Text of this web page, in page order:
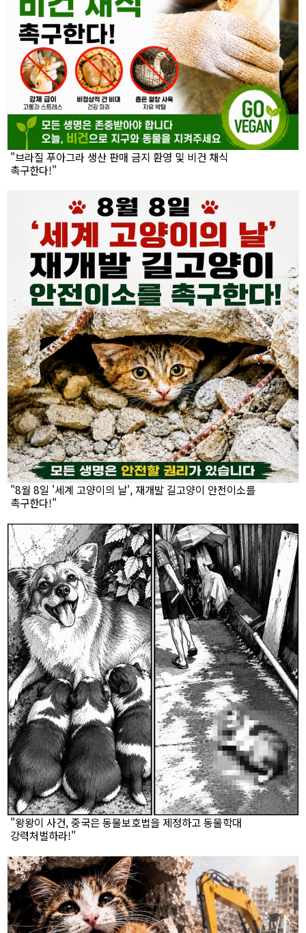
"브라질 푸아그라 생산 판매 금지 환영 및 비건 채식
촉구한다!"
"8월 8일 '세계 고양이의 날', 재개발 길고양이 안전이소를
촉구한다!"
"왕왕이 사건, 중국은 동물보호법을 제정하고 동물학대
강력처벌하라!"